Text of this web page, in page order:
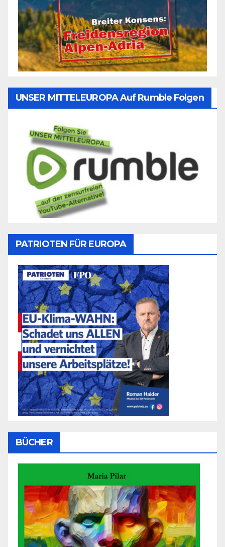
UNSER MITTELEUROPA Auf Rumble Folgen
PATRIOTEN FÜR EUROPA
BÜCHER